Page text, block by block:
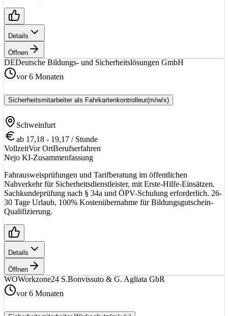
Details
Öffnen
DEDeutsche Bildungs- und Sicherheitslösungen GmbH
vor 6 Monaten
Sicherheitsmitarbeiter als Fahrkartenkontrolleur(m/w/x)
Schweinfurt
ab 17,18 - 19,17 / Stunde
VollzeitVor OrtBerufserfahren
Nejo KI-Zusammenfassung
Fahrausweisprüfungen und Tarifberatung im öffentlichen
Nahverkehr für Sicherheitsdienstleister, mit Erste-Hilfe-Einsätzen.
Sachkundeprüfung nach § 34a und ÖPV-Schulung erforderlich. 26-
30 Tage Urlaub, 100% Kostenübernahme für Bildungsgutschein-
Qualifizierung.
Details
Öffnen
WOWorkzone24 S.Bonvissuto & G. Agliata GbR
vor 6 Monaten